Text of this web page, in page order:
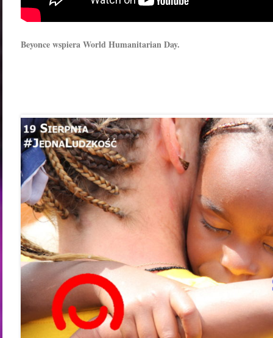
Beyonce wspiera World Humanitarian Day.